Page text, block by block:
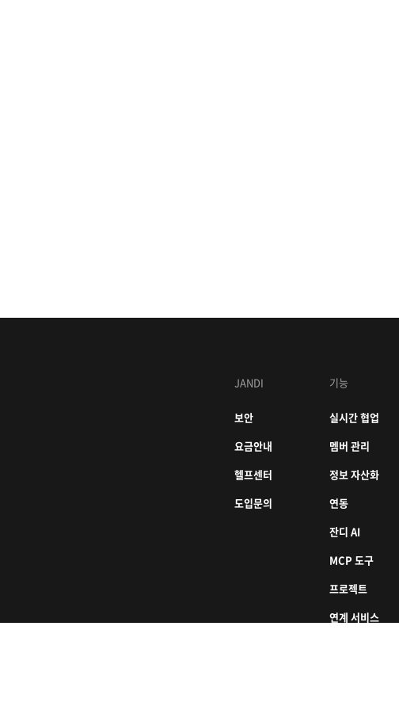
JANDI
보안
요금안내
헬프센터
도입문의
기능
실시간 협업
멤버 관리
정보 자산화
연동
잔디 AI
MCP 도구
프로젝트
연계 서비스